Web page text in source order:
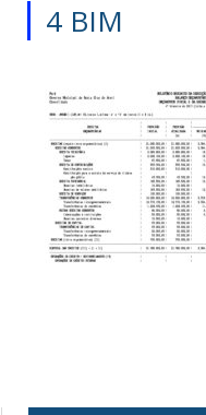
4 BIM